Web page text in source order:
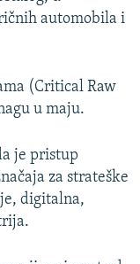
automobila i
(Critical Raw
u maju.
je pristup
za strateške
digitalna,